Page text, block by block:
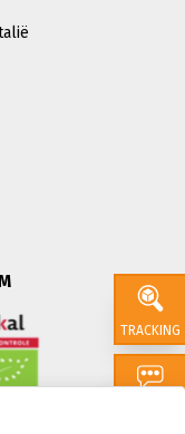
TRACKING